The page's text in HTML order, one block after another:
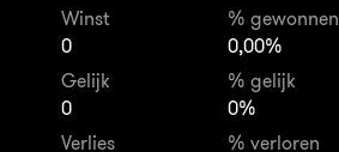
Winst
0
% gewonnen
0,00%
Gelijk
0
% gelijk
0%
Verlies
% verloren